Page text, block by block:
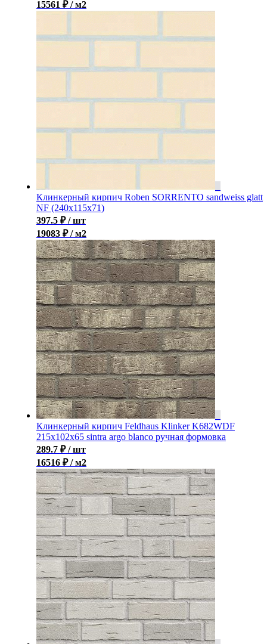
15561 ₽ / м2
Клинкерный кирпич Roben SORRENTO sandweiss glatt
NF (240x115x71)
397.5 ₽ / шт
19083 ₽ / м2
Клинкерный кирпич Feldhaus Klinker K682WDF
215x102x65 sintra argo blanco ручная формовка
289.7 ₽ / шт
16516 ₽ / м2